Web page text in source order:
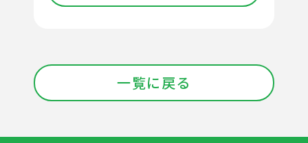
一覧に戻る